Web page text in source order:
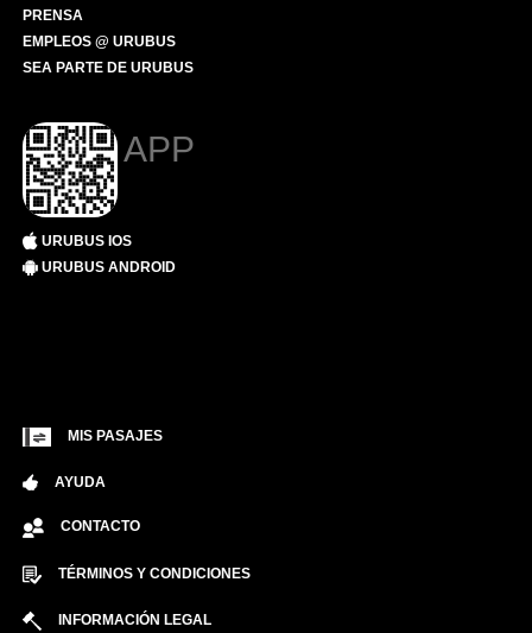
PRENSA
EMPLEOS @ URUBUS
SEA PARTE DE URUBUS
APP
URUBUS IOS
URUBUS ANDROID
MIS PASAJES
AYUDA
CONTACTO
TÉRMINOS Y CONDICIONES
INFORMACIÓN LEGAL